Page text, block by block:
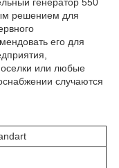
решением для
его для
или любые
случаются